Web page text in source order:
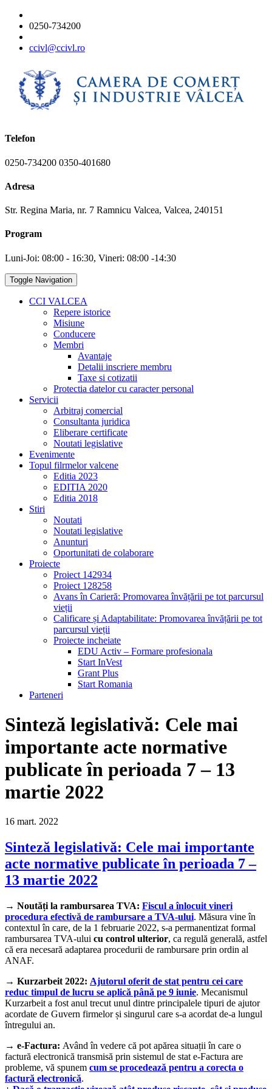
0250-734200
ccivl@ccivl.ro
Telefon
0250-734200 0350-401680
Adresa
Str. Regina Maria, nr. 7 Ramnicu Valcea, Valcea, 240151
Program
Luni-Joi: 08:00 - 16:30, Vineri: 08:00 -14:30
Toggle Navigation
CCI VALCEA
Repere istorice
Misiune
Conducere
Membri
Avantaje
Detalii inscriere membru
Taxe si cotizatii
Protectia datelor cu caracter personal
Servicii
Arbitraj comercial
Consultanta juridica
Eliberare certificate
Noutati legislative
Evenimente
Topul filrmelor valcene
Editia 2023
EDITIA 2020
Editia 2018
Stiri
Noutati
Noutati legislative
Anunturi
Oportunitati de colaborare
Proiecte
Proiect 142934
Proiect 128258
Avans în Carieră: Promovarea învățării pe tot parcursul
vieții
Calificare și Adaptabilitate: Promovarea învățării pe tot
parcursul vieții
Proiecte incheiate
EDU Activ – Formare profesionala
Start InVest
Grant Plus
Start Romania
Parteneri
Sinteză legislativă: Cele mai
importante acte normative
publicate în perioada 7 – 13
martie 2022
16 mart. 2022
Sinteză legislativă: Cele mai importante
acte normative publicate în perioada 7 –
13 martie 2022
→ Noutăți la rambursarea TVA: Fiscul a înlocuit vineri
procedura efectivă de rambursare a TVA-ului. Măsura vine în
contextul în care, de la 1 februarie 2022, s-a permanentizat formal
rambursarea TVA-ului cu control ulterior, ca regulă generală, astfel
că era necesară adaptarea procedurii de rambursare prin ordin al
ANAF.
→ Kurzarbeit 2022: Ajutorul oferit de stat pentru cei care
reduc timpul de lucru se aplică până pe 9 iunie. Mecanismul
Kurzarbeit a fost anul trecut unul dintre principalele tipuri de ajutor
acordate de Guvern firmelor și singurul care s-a acordat de-a lungul
întregului an.
→ e-Factura: Având în vedere că pot apărea situații în care o
factură electronică transmisă prin sistemul de stat e-Factura are
probleme, vă spunem cum se procedează pentru a corecta o
factură electronică.